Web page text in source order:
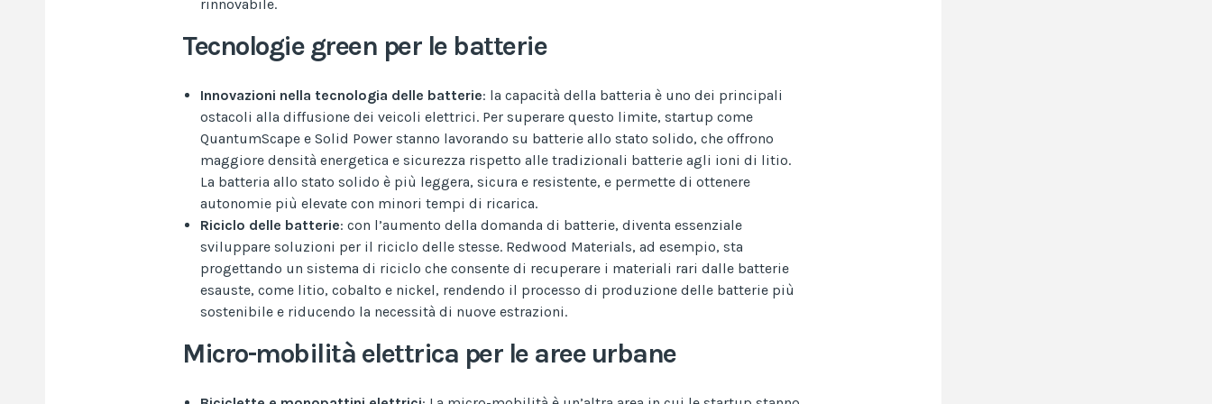
rinnovabile.
Tecnologie green per le batterie
Innovazioni nella tecnologia delle batterie: la capacità della batteria è uno dei principali
ostacoli alla diffusione dei veicoli elettrici. Per superare questo limite, startup come
QuantumScape e Solid Power stanno lavorando su batterie allo stato solido, che offrono
maggiore densità energetica e sicurezza rispetto alle tradizionali batterie agli ioni di litio.
La batteria allo stato solido è più leggera, sicura e resistente, e permette di ottenere
autonomie più elevate con minori tempi di ricarica.
Riciclo delle batterie: con l’aumento della domanda di batterie, diventa essenziale
sviluppare soluzioni per il riciclo delle stesse. Redwood Materials, ad esempio, sta
progettando un sistema di riciclo che consente di recuperare i materiali rari dalle batterie
esauste, come litio, cobalto e nickel, rendendo il processo di produzione delle batterie più
sostenibile e riducendo la necessità di nuove estrazioni.
Micro-mobilità elettrica per le aree urbane